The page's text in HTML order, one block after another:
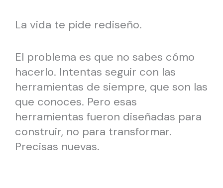
La vida te pide rediseño.
El problema es que no sabes cómo
hacerlo. Intentas seguir con las
herramientas de siempre, que son las
que conoces. Pero esas
herramientas fueron diseñadas para
construir, no para transformar.
Precisas nuevas.